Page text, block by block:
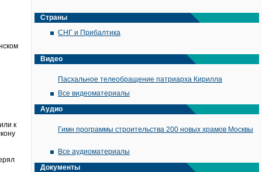
к
Страны
СНГ и Прибалтика
Видео
Пасхальное телеобращение патриарха Кирилла
Все видеоматериалы
Аудио
Гимн программы строительства 200 новых храмов Москвы
Все аудиоматериалы
Документы